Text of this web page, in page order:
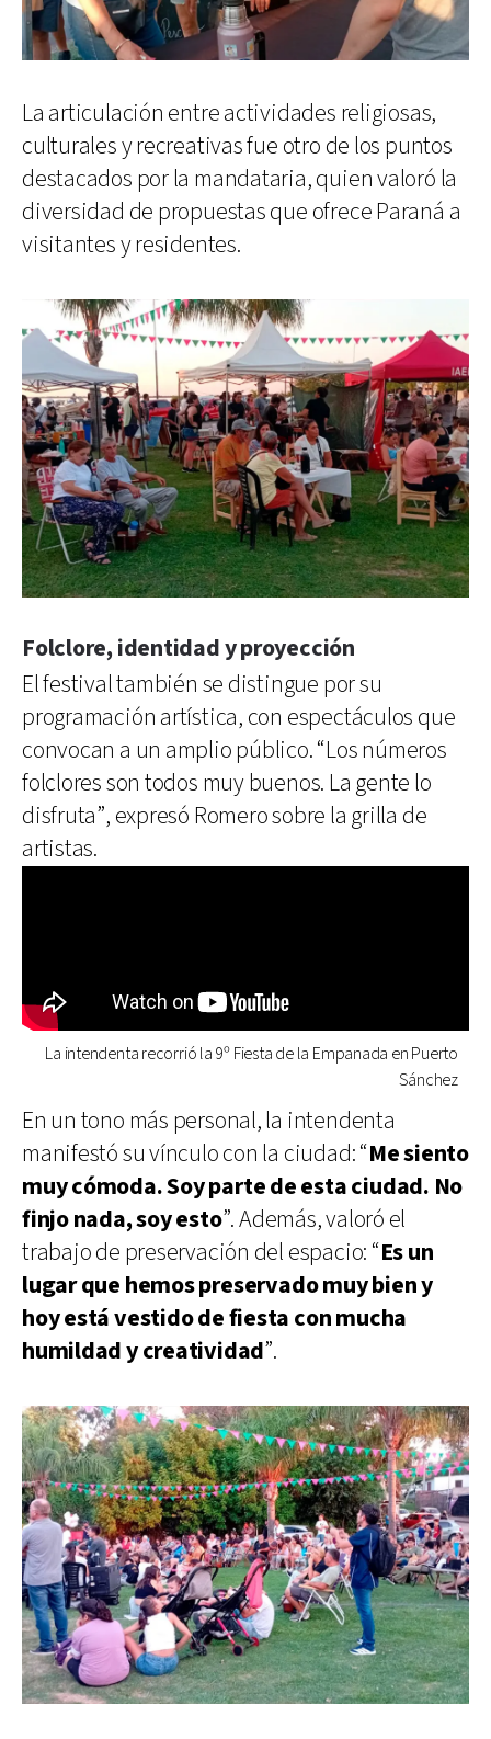
La articulación entre actividades religiosas,
culturales y recreativas fue otro de los puntos
destacados por la mandataria, quien valoró la
diversidad de propuestas que ofrece Paraná a
visitantes y residentes.
Folclore, identidad y proyección
El festival también se distingue por su
programación artística, con espectáculos que
convocan a un amplio público. “Los números
folclores son todos muy buenos. La gente lo
disfruta”, expresó Romero sobre la grilla de
artistas.
La intendenta recorrió la 9º Fiesta de la Empanada en Puerto
Sánchez
En un tono más personal, la intendenta
manifestó su vínculo con la ciudad: “Me siento
muy cómoda. Soy parte de esta ciudad. No
finjo nada, soy esto”. Además, valoró el
trabajo de preservación del espacio: “Es un
lugar que hemos preservado muy bien y
hoy está vestido de fiesta con mucha
humildad y creatividad”.